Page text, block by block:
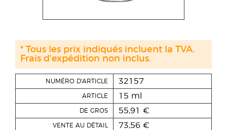
NUMÉRO D'ARTICLE 32157
ARTICLE 15 ml
DE GROS 55,91 €
VENTE AU DÉTAIL 73,56 €
* Tous les prix indiqués incluent la TVA.
Frais d'expédition non inclus.